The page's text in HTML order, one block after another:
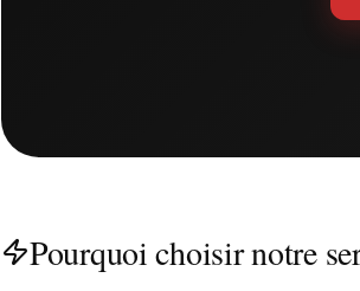
Pourquoi choisir notre